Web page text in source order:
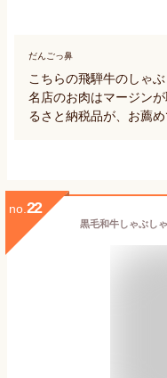
だんごっ鼻
こちらの飛騨牛のしゃ
名店のお肉はマージン
るさと納税品が、お薦め
no. 22
黒毛和牛しゃぶし